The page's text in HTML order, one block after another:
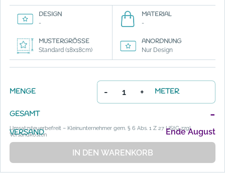
DESIGN
-
MATERIAL
-
MUSTERGRÖSSE
Standard (18x18cm)
ANORDNUNG
Nur Design
MENGE - + METER
GESAMT -
Umsatzsteuerbefreit – Kleinunternehmer gem. § 6 Abs. 1 Z 27 UStG zzgl.
Versandkosten
VERSAND Ende August
IN DEN WARENKORB